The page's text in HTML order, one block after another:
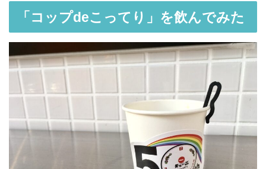
「コップdeこってり」を飲んでみた